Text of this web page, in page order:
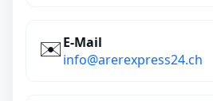
✉️E‑Mail
info@arerexpress24.ch